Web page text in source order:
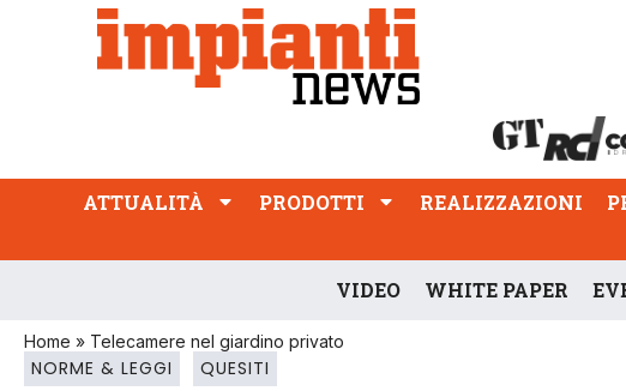
ATTUALITÀ PRODOTTI REALIZZAZIONI
PROFESSIONE
ATTUALITÀ PRODOTTI REALIZZAZIONI
VIDEO WHITE PAPER
Home » Telecamere nel giardino privato
NORME & LEGGI QUESITI